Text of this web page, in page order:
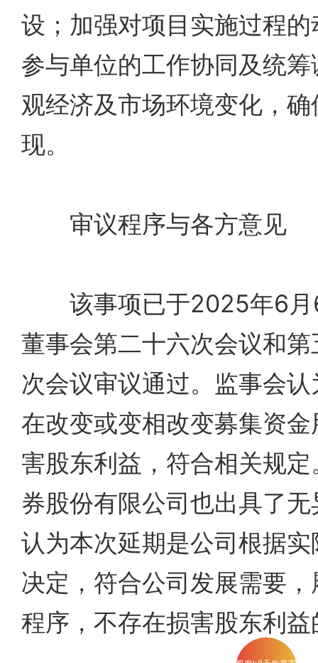
设；加强对项目实施过程
参与单位的工作协同及统
观经济及市场环境变化，
现。
审议程序与各方意见
该事项已于2025年6月
董事会第二十六次会议和
次会议审议通过。监事会
在改变或变相改变募集资
害股东利益，符合相关规
券股份有限公司也出具了
认为本次延期是公司根据
决定，符合公司发展需要
程序，不存在损害股东利